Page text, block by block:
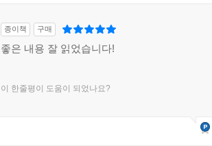
종이책 구매
좋은 내용 잘 읽었습니다!
이 한줄평이 도움이 되었나요?